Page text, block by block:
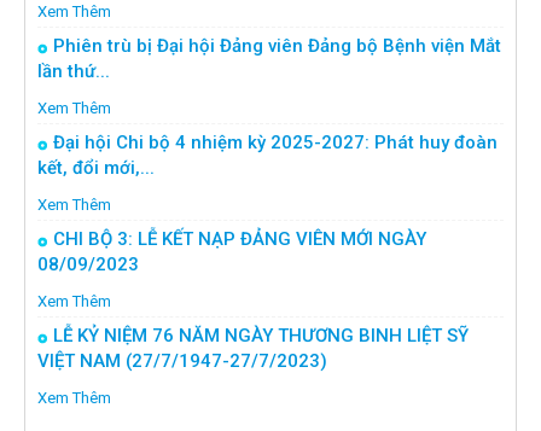
Xem Thêm
Phiên trù bị Đại hội Đảng viên Đảng bộ Bệnh viện Mắt
lần thứ...
Xem Thêm
Đại hội Chi bộ 4 nhiệm kỳ 2025-2027: Phát huy đoàn
kết, đổi mới,...
Xem Thêm
CHI BỘ 3: LỄ KẾT NẠP ĐẢNG VIÊN MỚI NGÀY
08/09/2023
Xem Thêm
LỄ KỶ NIỆM 76 NĂM NGÀY THƯƠNG BINH LIỆT SỸ
VIỆT NAM (27/7/1947-27/7/2023)
Xem Thêm